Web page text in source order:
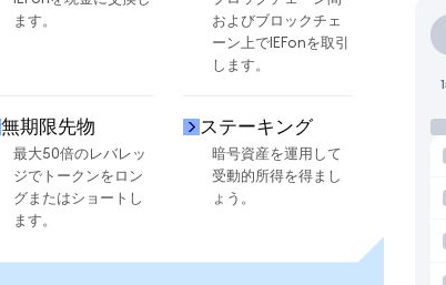
ます。
およびブロックチェ
ーン上でIEFonを取引
します。
無期限先物
最大50倍のレバレッ
ジでトークンをロン
グまたはショートし
ます。
ステーキング
暗号資産を運用して
受動的所得を得まし
ょう。